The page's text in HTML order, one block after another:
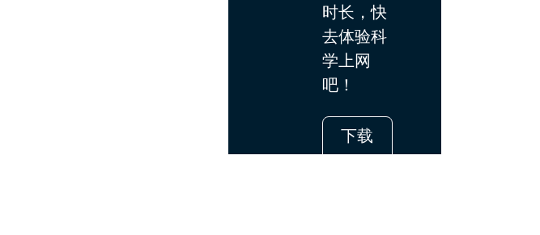
时长，快
去体验科
学上网
吧！
下载
App